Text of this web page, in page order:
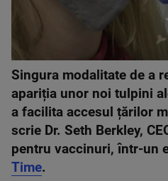
Singura modalitate de a
apariția unor noi tulpini
a facilita accesul țărilor
scrie Dr. Seth Berkley,
pentru vaccinuri, într-un
Time.